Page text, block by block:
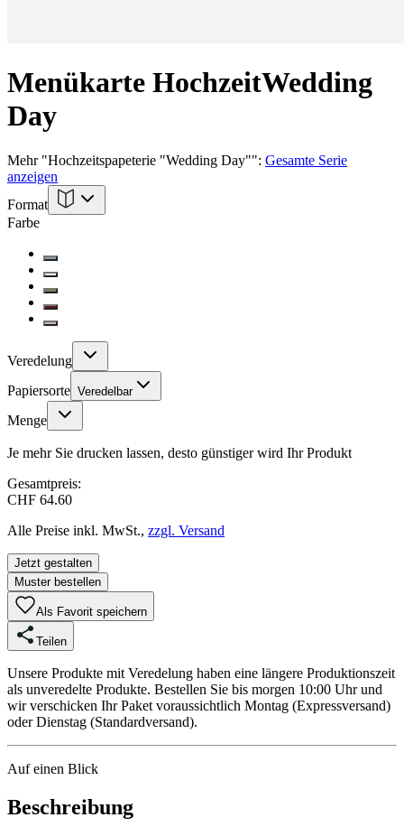
Menükarte HochzeitWedding
Day
Mehr"Hochzeitspapeterie "Wedding Day"": Gesamte Serie
anzeigen
Format
Farbe
Veredelung
Papiersorte Veredelbar
Menge
Je mehr Sie drucken lassen, desto günstiger wird Ihr Produkt
Gesamtpreis:
CHF 64.60
Alle Preise inkl. MwSt., zzgl. Versand
Jetzt gestalten
Muster bestellen
Als Favorit speichern
Teilen
Unsere Produkte mit Veredelung haben eine längere Produktionszeit
als unveredelte Produkte. Bestellen Sie bis morgen 10:00 Uhr und
wir verschicken Ihr Paket voraussichtlich Montag (Expressversand)
oder Dienstag (Standardversand).
Auf einen Blick
Beschreibung